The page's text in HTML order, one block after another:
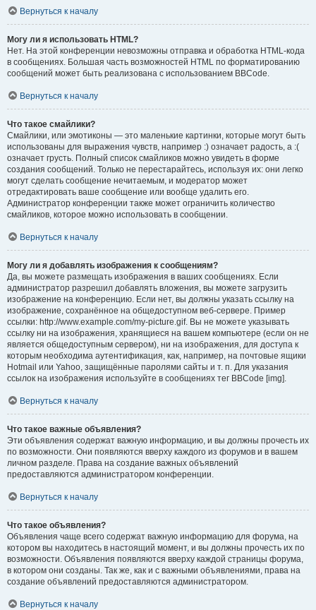
Вернуться к началу
Могу ли я использовать HTML?
Нет. На этой конференции невозможны отправка и обработка HTML-кода
в сообщениях. Большая часть возможностей HTML по форматированию
сообщений может быть реализована с использованием BBCode.
Вернуться к началу
Что такое смайлики?
Смайлики, или эмотиконы — это маленькие картинки, которые могут быть
использованы для выражения чувств, например :) означает радость, а :(
означает грусть. Полный список смайликов можно увидеть в форме
создания сообщений. Только не перестарайтесь, используя их: они легко
могут сделать сообщение нечитаемым, и модератор может
отредактировать ваше сообщение или вообще удалить его.
Администратор конференции также может ограничить количество
смайликов, которое можно использовать в сообщении.
Вернуться к началу
Могу ли я добавлять изображения к сообщениям?
Да, вы можете размещать изображения в ваших сообщениях. Если
администратор разрешил добавлять вложения, вы можете загрузить
изображение на конференцию. Если нет, вы должны указать ссылку на
изображение, сохранённое на общедоступном веб-сервере. Пример
ссылки: http://www.example.com/my-picture.gif. Вы не можете указывать
ссылку ни на изображения, хранящиеся на вашем компьютере (если он не
является общедоступным сервером), ни на изображения, для доступа к
которым необходима аутентификация, как, например, на почтовые ящики
Hotmail или Yahoo, защищённые паролями сайты и т. п. Для указания
ссылок на изображения используйте в сообщениях тег BBCode [img].
Вернуться к началу
Что такое важные объявления?
Эти объявления содержат важную информацию, и вы должны прочесть их
по возможности. Они появляются вверху каждого из форумов и в вашем
личном разделе. Права на создание важных объявлений
предоставляются администратором конференции.
Вернуться к началу
Что такое объявления?
Объявления чаще всего содержат важную информацию для форума, на
котором вы находитесь в настоящий момент, и вы должны прочесть их по
возможности. Объявления появляются вверху каждой страницы форума,
в котором они созданы. Так же, как и с важными объявлениями, права на
создание объявлений предоставляются администратором.
Вернуться к началу